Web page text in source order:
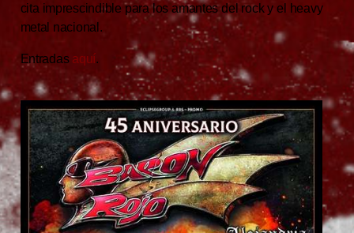
cita imprescindible para los amantes del rock y el heavy
metal nacional.
Entradas aquí.